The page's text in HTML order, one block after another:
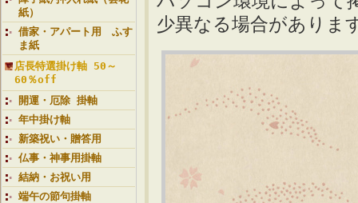
紙）
借家・アパート用 ふす
ま紙
店長特選掛け軸 50～
60％off
開運・厄除 掛軸
年中掛け軸
新築祝い・贈答用
仏事・神事用掛軸
結納・お祝い用
端午の節句掛軸
少異なる場合があり